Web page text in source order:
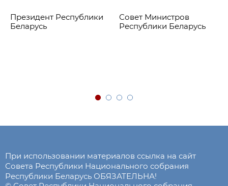
Президент Республики
Беларусь
Совет Министров
Республики Беларусь
При использовании материалов ссылка на сайт
Совета Республики Национального собрания
Республики Беларусь ОБЯЗАТЕЛЬНА!